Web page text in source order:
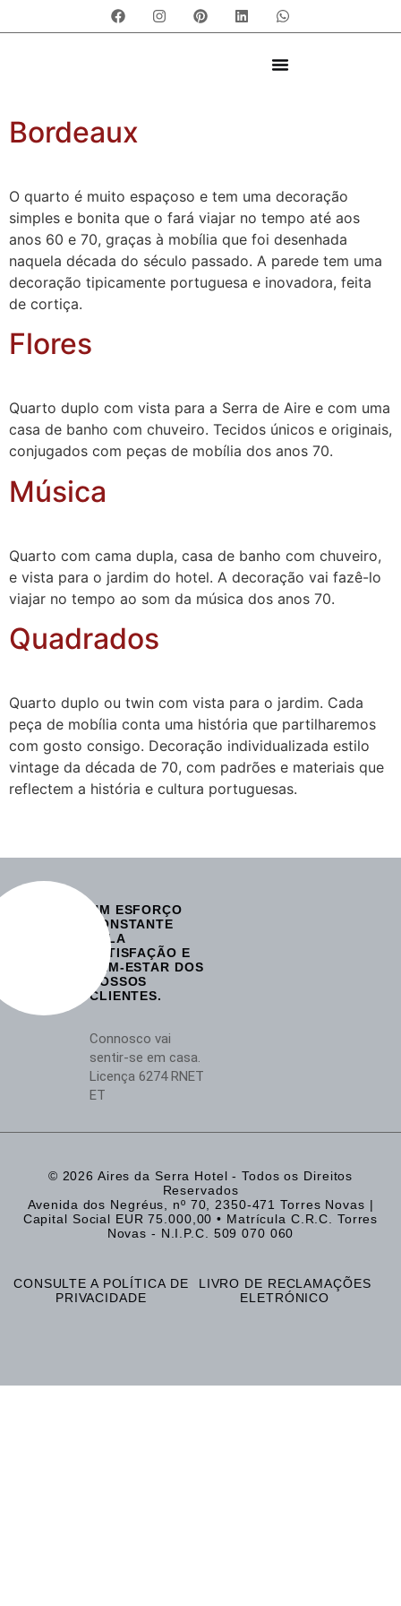
Bordeaux
O quarto é muito espaçoso e tem uma decoração
simples e bonita que o fará viajar no tempo até aos
anos 60 e 70, graças à mobília que foi desenhada
naquela década do século passado. A parede tem uma
decoração tipicamente portuguesa e inovadora, feita
de cortiça.
Flores
Quarto duplo com vista para a Serra de Aire e com uma
casa de banho com chuveiro. Tecidos únicos e originais,
conjugados com peças de mobília dos anos 70.
Música
Quarto com cama dupla, casa de banho com chuveiro,
e vista para o jardim do hotel. A decoração vai fazê-lo
viajar no tempo ao som da música dos anos 70.
Quadrados
Quarto duplo ou twin com vista para o jardim. Cada
peça de mobília conta uma história que partilharemos
com gosto consigo. Decoração individualizada estilo
vintage da década de 70, com padrões e materiais que
reflectem a história e cultura portuguesas.
UM ESFORÇO
CONSTANTE
PELA
SATISFAÇÃO E
BEM-ESTAR DOS
NOSSOS
CLIENTES.
Connosco vai
sentir-se em casa.
Licença 6274 RNET
ET
© 2026 Aires da Serra Hotel - Todos os Direitos
Reservados
Avenida dos Negréus, nº 70, 2350-471 Torres Novas |
Capital Social EUR 75.000,00 • Matrícula C.R.C. Torres
Novas - N.I.P.C. 509 070 060​
CONSULTE A POLÍTICA DE
PRIVACIDADE
LIVRO DE RECLAMAÇÕES
ELETRÓNICO